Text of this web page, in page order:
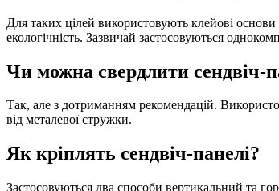
Для таких цілей використовують клейові основи
екологічність. Зазвичай застосовуються
Чи можна свердлити сендвіч-
Так, але з дотриманням рекомендацій.
від металевої стружки.
Як кріплять сендвіч-панелі?
Застосовуються два способи вертикальний та